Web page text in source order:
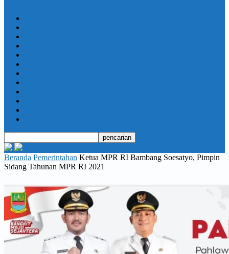
Beranda Pemerintahan Ketua MPR RI Bambang Soesatyo, Pimpin
Sidang Tahunan MPR RI 2021